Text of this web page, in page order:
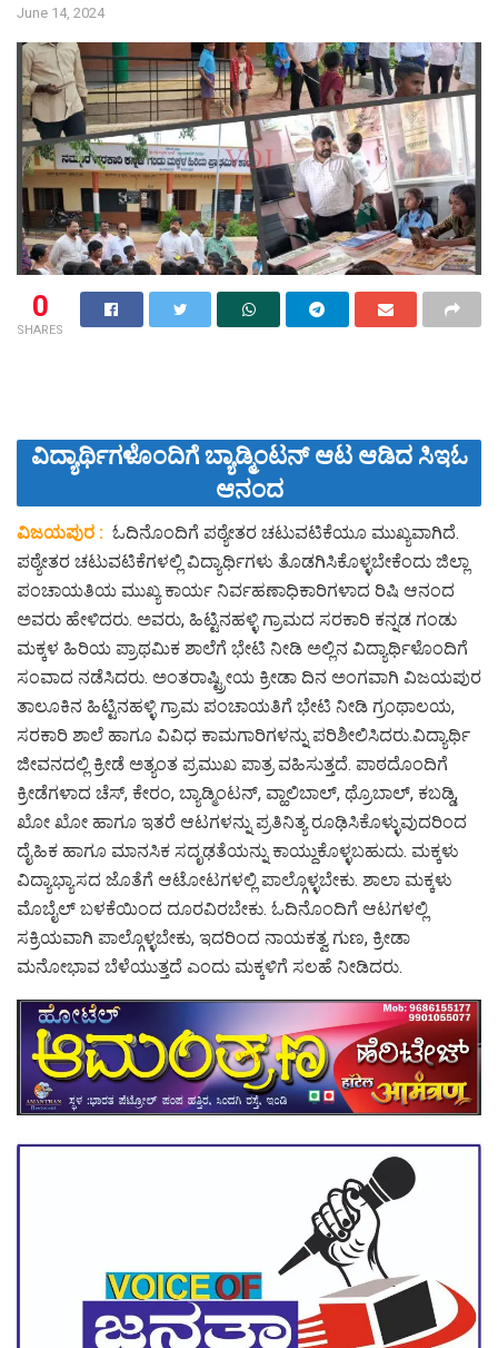
June 14, 2024
0
SHARES
ವಿದ್ಯಾರ್ಥಿಗಳೊಂದಿಗೆ ಬ್ಯಾಡ್ಮಿಂಟನ್ ಆಟ ಆಡಿದ ಸಿಇಓ
ಆನಂದ
ವಿಜಯಪುರ : ಓದಿನೊಂದಿಗೆ ಪಠ್ಯೇತರ ಚಟುವಟಿಕೆಯೂ ಮುಖ್ಯವಾಗಿದೆ.
ಪಠ್ಯೇತರ ಚಟುವಟಿಕೆಗಳಲ್ಲಿ ವಿದ್ಯಾರ್ಥಿಗಳು ತೊಡಗಿಸಿಕೊಳ್ಳಬೇಕೆಂದು ಜಿಲ್ಲಾ
ಪಂಚಾಯತಿಯ ಮುಖ್ಯ ಕಾರ್ಯ ನಿರ್ವಹಣಾಧಿಕಾರಿಗಳಾದ ರಿಷಿ ಆನಂದ
ಅವರು ಹೇಳಿದರು. ಅವರು, ಹಿಟ್ಟಿನಹಳ್ಳಿ ಗ್ರಾಮದ ಸರಕಾರಿ ಕನ್ನಡ ಗಂಡು
ಮಕ್ಕಳ ಹಿರಿಯ ಪ್ರಾಥಮಿಕ ಶಾಲೆಗೆ ಭೇಟಿ ನೀಡಿ ಅಲ್ಲಿನ ವಿದ್ಯಾರ್ಥಿಳೊಂದಿಗೆ
ಸಂವಾದ ನಡೆಸಿದರು. ಅಂತರಾಷ್ಟ್ರೀಯ ಕ್ರೀಡಾ ದಿನ ಅಂಗವಾಗಿ ವಿಜಯಪುರ
ತಾಲೂಕಿನ ಹಿಟ್ಟಿನಹಳ್ಳಿ ಗ್ರಾಮ ಪಂಚಾಯತಿಗೆ ಭೇಟಿ ನೀಡಿ ಗ್ರಂಥಾಲಯ,
ಸರಕಾರಿ ಶಾಲೆ ಹಾಗೂ ವಿವಿಧ ಕಾಮಗಾರಿಗಳನ್ನು ಪರಿಶೀಲಿಸಿದರು.ವಿದ್ಯಾರ್ಥಿ
ಜೀವನದಲ್ಲಿ ಕ್ರೀಡೆ ಅತ್ಯಂತ ಪ್ರಮುಖ ಪಾತ್ರ ವಹಿಸುತ್ತದೆ. ಪಾಠದೊಂದಿಗೆ
ಕ್ರೀಡೆಗಳಾದ ಚೆಸ್, ಕೇರಂ, ಬ್ಯಾಡ್ಮಿಂಟನ್, ವ್ಹಾಲಿಬಾಲ್, ಥ್ರೊಬಾಲ್, ಕಬಡ್ಡಿ,
ಖೋ ಖೋ ಹಾಗೂ ಇತರೆ ಆಟಗಳನ್ನು ಪ್ರತಿನಿತ್ಯ ರೂಢಿಸಿಕೊಳ್ಳುವುದರಿಂದ
ದೈಹಿಕ ಹಾಗೂ ಮಾನಸಿಕ ಸದೃಢತೆಯನ್ನು ಕಾಯ್ದುಕೊಳ್ಳಬಹುದು. ಮಕ್ಕಳು
ವಿದ್ಯಾಭ್ಯಾಸದ ಜೊತೆಗೆ ಆಟೋಟಗಳಲ್ಲಿ ಪಾಲ್ಗೊಳ್ಳಬೇಕು. ಶಾಲಾ ಮಕ್ಕಳು
ಮೊಬೈಲ್ ಬಳಕೆಯಿಂದ ದೂರವಿರಬೇಕು. ಓದಿನೊಂದಿಗೆ ಆಟಗಳಲ್ಲಿ
ಸಕ್ರಿಯವಾಗಿ ಪಾಲ್ಗೊಳ್ಳಬೇಕು, ಇದರಿಂದ ನಾಯಕತ್ವ ಗುಣ, ಕ್ರೀಡಾ
ಮನೋಭಾವ ಬೆಳೆಯುತ್ತದೆ ಎಂದು ಮಕ್ಕಳಿಗೆ ಸಲಹೆ ನೀಡಿದರು.